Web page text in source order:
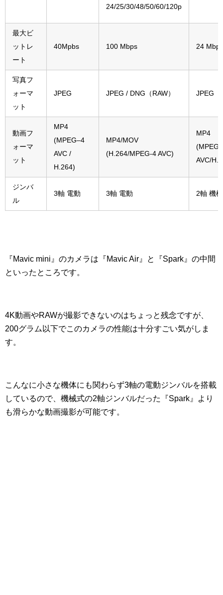
24/25/30/48/50/60/120p
最大ビ
ットレ
ート
40Mpbs 100 Mbps 24 Mbps
写真フ
ォーマ
ット
JPEG JPEG / DNG（RAW） JPEG
動画フ
ォーマ
ット
MP4
(MPEG–4
AVC /
H.264)
MP4/MOV
(H.264/MPEG-4 AVC)
MP4
(MPEG-
AVC/
ジンバ
ル
3軸 電動 3軸 電動 2軸 機
『Mavic mini』のカメラは『Mavic Air』と『Spark』の中間
といったところです。
4K動画やRAWが撮影できないのはちょっと残念ですが、
200グラム以下でこのカメラの性能は十分すごい気がしま
す。
こんなに小さな機体にも関わらず3軸の電動ジンバルを搭載
しているので、機械式の2軸ジンバルだった『Spark』より
も滑らかな動画撮影が可能です。